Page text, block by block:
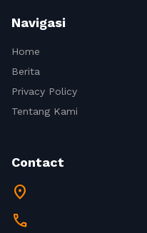
Navigasi
Home
Berita
Privacy Policy
Tentang Kami
Contact
location_on
call